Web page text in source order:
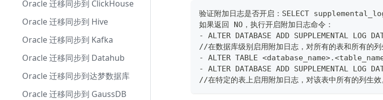
Oracle 迁移同步到 ClickHouse
Oracle 迁移同步到 Hive
Oracle 迁移同步到 Kafka
Oracle 迁移同步到 Datahub
Oracle 迁移同步到达梦数据库
Oracle 迁移同步到 GaussDB
验证附加日志是否开启：SELECT
如果返回 NO，执行开启附加日志命令：
- ALTER DATABASE ADD SUPPLEMENTAL LOG
//在数据库级别启用附加日志，对所有的表和所有的列
- ALTER TABLE
- ALTER DATABASE ADD SUPPLEMENTAL LOG
//在特定的表上启用附加日志，对该表中所有的列生效